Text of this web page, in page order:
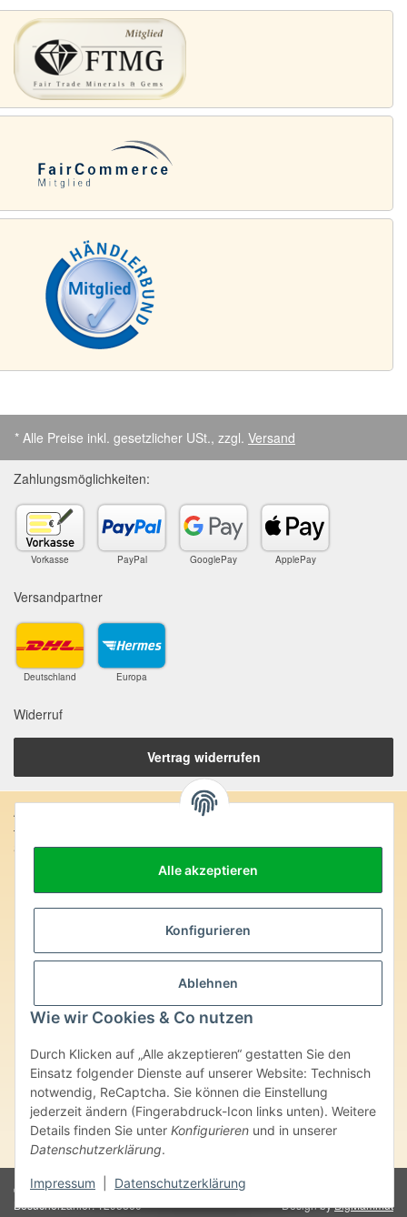
Alle akzeptieren
Konfigurieren
Ablehnen
Wie wir Cookies & Co nutzen
Durch Klicken auf „Alle akzeptieren“ gestatten Sie den
Einsatz folgender Dienste auf unserer Website: Technisch
notwendig, ReCaptcha. Sie können die Einstellung
jederzeit ändern (Fingerabdruck-Icon links unten). Weitere
Details finden Sie unter Konfigurieren und in unserer
Datenschutzerklärung.
Impressum Datenschutzerklärung
* Alle Preise inkl. gesetzlicher USt., zzgl. Versand
Zahlungsmöglichkeiten:
Vorkasse PayPal GooglePay ApplePay
Versandpartner
Deutschland Europa
Widerruf
Vertrag widerrufen
Anschrift:
SteinZeitOase
D-75391 Gechingen
Edelsteine und Mineralien werden im esoterischen Bereich
besondere Kräfte und Eigenschaften zugeordnet. Wir weisen
heilender Wirkungen (körperlich-seelisch-mental-geistig) einzelner
überlassenen Unterlagen bisher weder medizinisch anerkannt oder
wissenschaftlich nachweisbar sind. Die gemachten Angaben
beruhen ausschließlich auf Überlieferungen und langjähriger
Erfahrung. Unsere Produkte ersetzen nie den Besuch beim Arzt
oder Heilpraktiker und sind auch kein Medikamentenersatz. Auch
stellen unsere Angaben im ärztlichen Sinne keine Diagnose- oder
Therapieform dar.
© Karin Philippin - SteinZeitOase
Besucherzähler: 1295860
Design byBigMammut